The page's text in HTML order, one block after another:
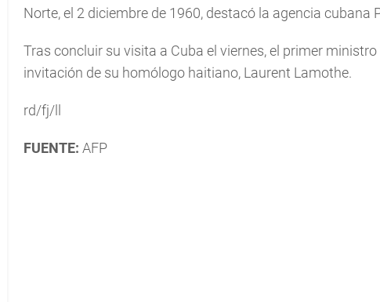
Norte, el 2 diciembre de 1960, destacó la agencia cubana
Tras concluir su visita a Cuba el viernes, el primer
invitación de su homólogo haitiano, Laurent Lamothe.
rd/fj/ll
FUENTE: AFP